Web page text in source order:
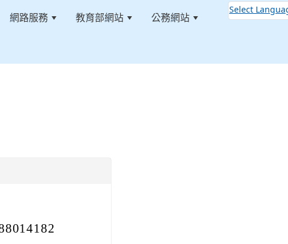
網路服務 教育部網站 公務網站
Select